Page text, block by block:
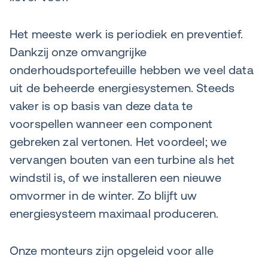
Het meeste werk is periodiek en preventief.
Dankzij onze omvangrijke
onderhoudsportefeuille hebben we veel data
uit de beheerde energiesystemen. Steeds
vaker is op basis van deze data te
voorspellen wanneer een component
gebreken zal vertonen. Het voordeel; we
vervangen bouten van een turbine als het
windstil is, of we installeren een nieuwe
omvormer in de winter. Zo blijft uw
energiesysteem maximaal produceren.
Onze monteurs zijn opgeleid voor alle